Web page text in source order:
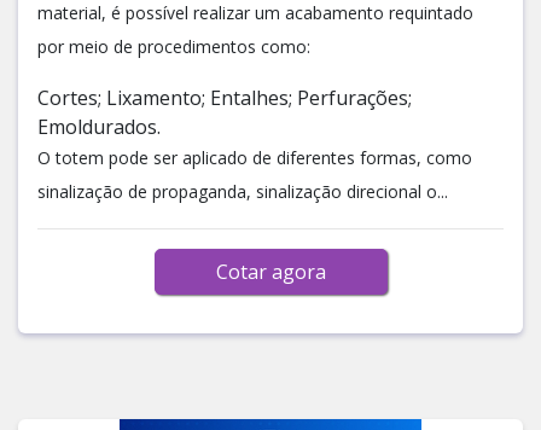
material, é possível realizar um acabamento requintado
por meio de procedimentos como:
Cortes; Lixamento; Entalhes; Perfurações;
Emoldurados.
O totem pode ser aplicado de diferentes formas, como
sinalização de propaganda, sinalização direcional o...
Cotar agora